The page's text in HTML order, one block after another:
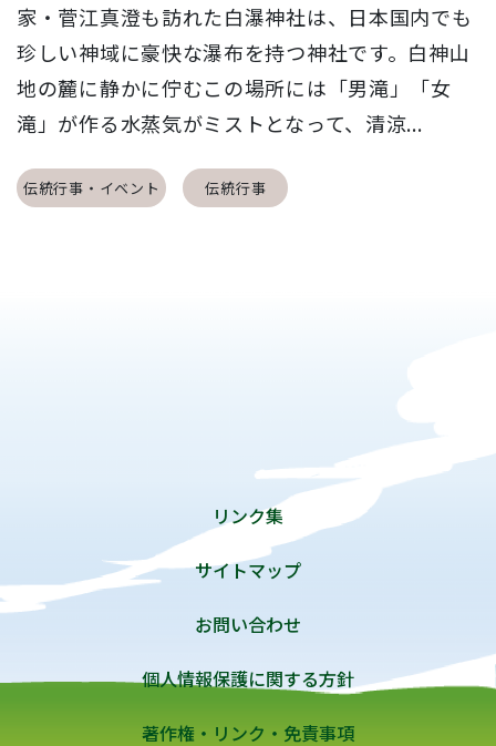
家・菅江真澄も訪れた白瀑神社は、日本国内でも
珍しい神域に豪快な瀑布を持つ神社です。白神山
地の麓に静かに佇むこの場所には「男滝」「女
滝」が作る水蒸気がミストとなって、清涼...
伝統行事・イベント 伝統行事
リンク集
サイトマップ
お問い合わせ
個人情報保護に関する方針
著作権・リンク・免責事項